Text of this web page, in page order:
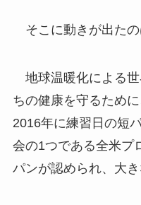
そこに動きが出たの
地球温暖化による世
ちの健康を守るため
2016年に練習日の短
会の1つである全米プ
パンが認められ、大